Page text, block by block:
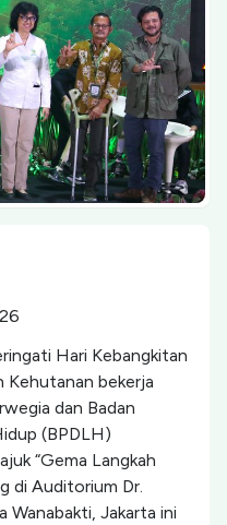
Hari Kebangkitan
Kehutanan bekerja
dan Badan
(BPDLH)
“Gema Langkah
di Auditorium Dr.
Wanabakti, Jakarta ini